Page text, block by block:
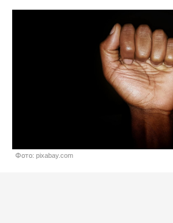
Фото: pixabay.com